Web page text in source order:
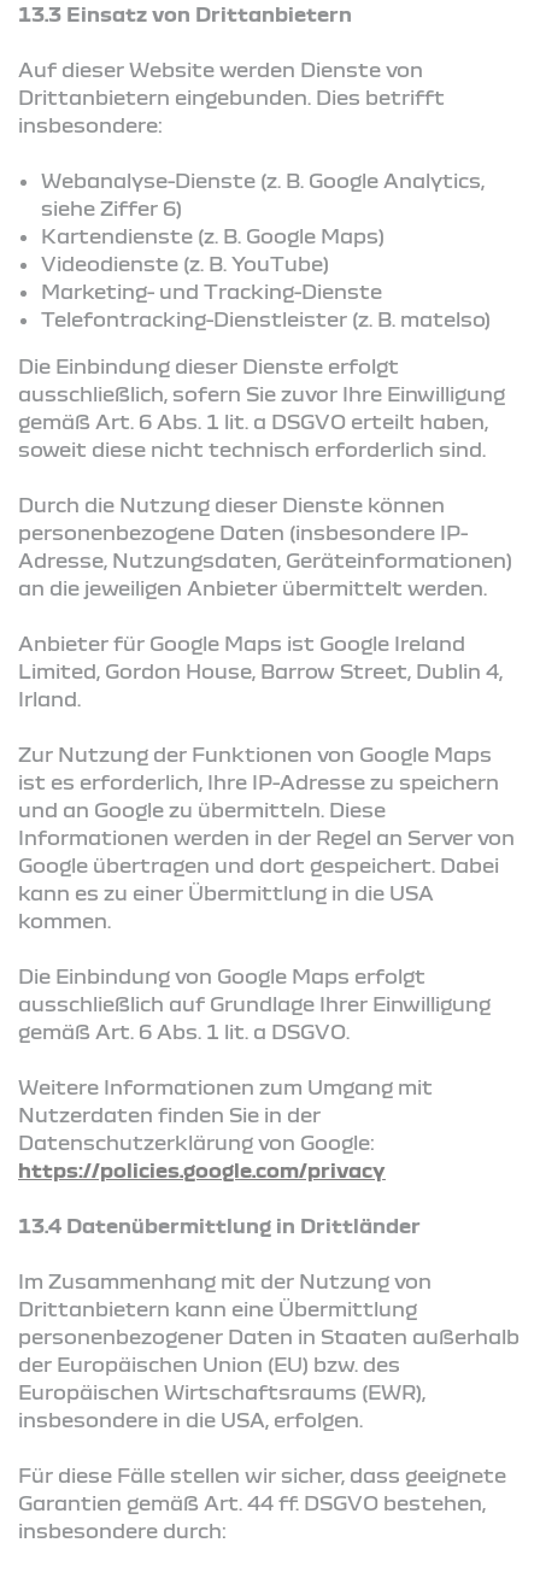
13.3 Einsatz von Drittanbietern
Auf dieser Website werden Dienste von
Drittanbietern eingebunden. Dies betrifft
insbesondere:
Webanalyse-Dienste (z. B. Google Analytics,
siehe Ziffer 6)
Kartendienste (z. B. Google Maps)
Videodienste (z. B. YouTube)
Marketing- und Tracking-Dienste
Telefontracking-Dienstleister (z. B. matelso)
Die Einbindung dieser Dienste erfolgt
ausschließlich, sofern Sie zuvor Ihre Einwilligung
gemäß Art. 6 Abs. 1 lit. a DSGVO erteilt haben,
soweit diese nicht technisch erforderlich sind.
Durch die Nutzung dieser Dienste können
personenbezogene Daten (insbesondere IP-
Adresse, Nutzungsdaten, Geräteinformationen)
an die jeweiligen Anbieter übermittelt werden.
Anbieter für Google Maps ist Google Ireland
Limited, Gordon House, Barrow Street, Dublin 4,
Irland.
Zur Nutzung der Funktionen von Google Maps
ist es erforderlich, Ihre IP-Adresse zu speichern
und an Google zu übermitteln. Diese
Informationen werden in der Regel an Server von
Google übertragen und dort gespeichert. Dabei
kann es zu einer Übermittlung in die USA
kommen.
Die Einbindung von Google Maps erfolgt
ausschließlich auf Grundlage Ihrer Einwilligung
gemäß Art. 6 Abs. 1 lit. a DSGVO.
Weitere Informationen zum Umgang mit
Nutzerdaten finden Sie in der
Datenschutzerklärung von Google:
https://policies.google.com/privacy
13.4 Datenübermittlung in Drittländer
Im Zusammenhang mit der Nutzung von
Drittanbietern kann eine Übermittlung
personenbezogener Daten in Staaten außerhalb
der Europäischen Union (EU) bzw. des
Europäischen Wirtschaftsraums (EWR),
insbesondere in die USA, erfolgen.
Für diese Fälle stellen wir sicher, dass geeignete
Garantien gemäß Art. 44 ff. DSGVO bestehen,
insbesondere durch: